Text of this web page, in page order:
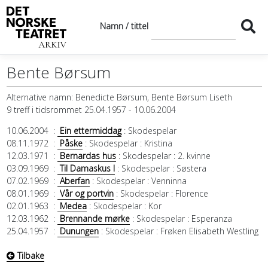
Namn / tittel
Bente Børsum
Alternative namn: Benedicte Børsum, Bente Børsum Liseth
9 treff i tidsrommet 25.04.1957 - 10.06.2004
10.06.2004: Ein ettermiddag: Skodespelar
08.11.1972: Påske: Skodespelar: Kristina
12.03.1971
: Bernardas hus: Skodespelar: 2. kvinne
03.09.1969: Til Damaskus I: Skodespelar: Søstera
07.02.1969: Aberfan: Skodespelar: Venninna
08.01.1969: Vår og portvin: Skodespelar: Florence
02.01.1963 : Medea: Skodespelar: Kor
12.03.1962: Brennande mørke: Skodespelar: Esperanza
25.04.1957 : Dunungen: Skodespelar: Frøken Elisabeth Westling
Tilbake